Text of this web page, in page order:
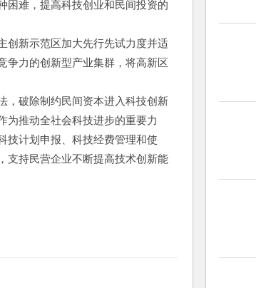
困难，提高科技创业和民间投资的
创新示范区加大先行先试力度并适
争力的创新型产业集群，将高新区
，破除制约民间资本进入科技创新
为推动全社会科技进步的重要力
技计划申报、科技经费管理和使
支持民营企业不断提高技术创新能